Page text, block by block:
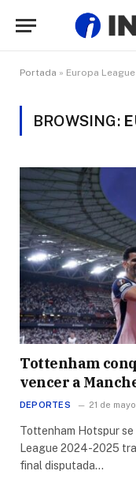
Portada » Europa League
BROWSING:
Tottenham
vencer a
DEPORTES 21 de
Tottenham Hotspur se
League 2024-2025
final disputada…